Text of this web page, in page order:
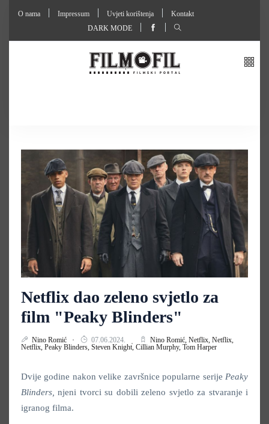
O nama Impressum Uvjeti korištenja
Kontakt
DARK MODE
Netflix dao zeleno svjetlo za
film "Peaky Blinders"
Nino Romić 07.06.2024. Nino Romić, Netflix, Netflix,
Netflix, Peaky Blinders, Steven Knight, Cillian Murphy, Tom Harper
Dvije godine nakon velike završnice popularne serije Peaky
Blinders,njeni tvorci su dobili zeleno svjetlo za stvaranje i
igranog filma.